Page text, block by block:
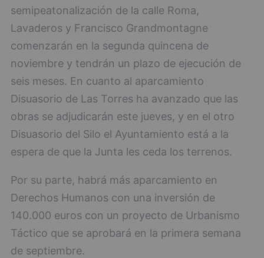
semipeatonalización de la calle Roma,
Lavaderos y Francisco Grandmontagne
comenzarán en la segunda quincena de
noviembre y tendrán un plazo de ejecución de
seis meses. En cuanto al aparcamiento
Disuasorio de Las Torres ha avanzado que las
obras se adjudicarán este jueves, y en el otro
Disuasorio del Silo el Ayuntamiento está a la
espera de que la Junta les ceda los terrenos.
Por su parte, habrá más aparcamiento en
Derechos Humanos con una inversión de
140.000 euros con un proyecto de Urbanismo
Táctico que se aprobará en la primera semana
de septiembre.